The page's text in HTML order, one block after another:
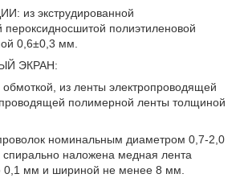
из экструдированной
полиэтиленовой
0,6±0,3 мм.
ЭКРАН:
из ленты электропроводящей
полимерной ленты толщиной
номинальным диаметром 0,7-2,0
наложена медная лента
0,1 мм и шириной не менее 8 мм.